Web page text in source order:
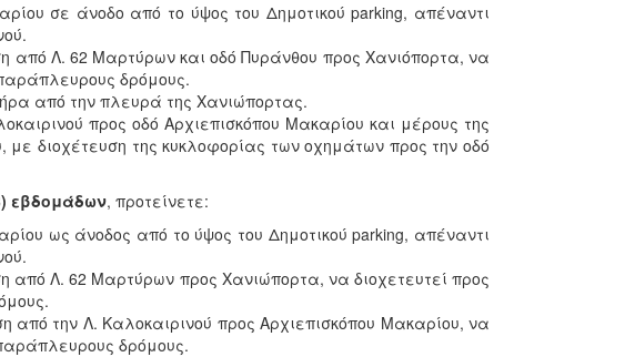
σε άνοδο από το ύψος του Δημοτικού parking, απέναντι
από Λ. 62 Μαρτύρων και οδό Πυράνθου προς Χανιόπορτα, να
δρόμους.
από την πλευρά της Χανιώπορτας.
προς οδό Αρχιεπισκόπου Μακαρίου και μέρους της
με διοχέτευση της κυκλοφορίας των οχημάτων προς την οδό
εβδομάδων, προτείνετε:
ως άνοδος από το ύψος του Δημοτικού parking, απέναντι
από Λ. 62 Μαρτύρων προς Χανιώπορτα, να διοχετευτεί προς
την Λ. Καλοκαιρινού προς Αρχιεπισκόπου Μακαρίου, να
δρόμους.